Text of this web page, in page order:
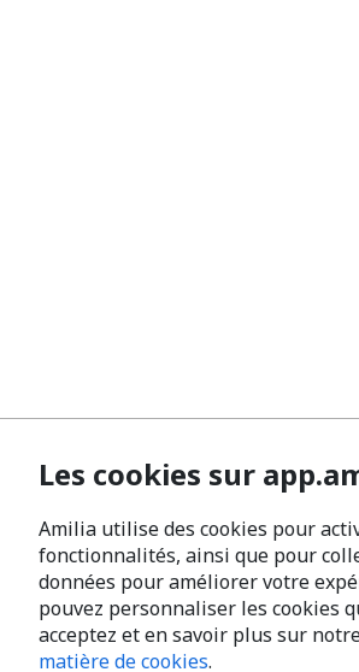
Les cookies sur
Amilia utilise des cookies pour
fonctionnalités, ainsi que pour
données pour améliorer votre
pouvez personnaliser les cookies
acceptez et en savoir plus sur
matière de cookies.